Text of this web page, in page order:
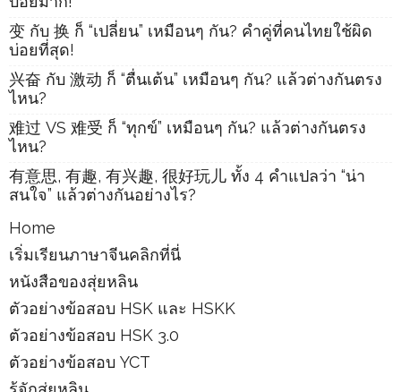
变 กับ 换 ก็ “เปลี่ยน” เหมือนๆ กัน? คำคู่ที่คนไทยใช้ผิด
บ่อยที่สุด!
兴奋 กับ 激动 ก็ “ตื่นเต้น” เหมือนๆ กัน? แล้วต่างกันตรง
ไหน?
难过 VS 难受 ก็ “ทุกข์” เหมือนๆ กัน? แล้วต่างกันตรง
ไหน?
有意思, 有趣, 有兴趣, 很好玩儿 ทั้ง 4 คำแปลว่า “น่า
สนใจ” แล้วต่างกันอย่างไร?
Home
เริ่มเรียนภาษาจีนคลิกที่นี่
หนังสือของสุ่ยหลิน
ตัวอย่างข้อสอบ HSK และ HSKK
ตัวอย่างข้อสอบ HSK 3.0
ตัวอย่างข้อสอบ YCT